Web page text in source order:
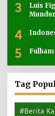
3
Luis
Mundur
4
5
Tag
#Berita